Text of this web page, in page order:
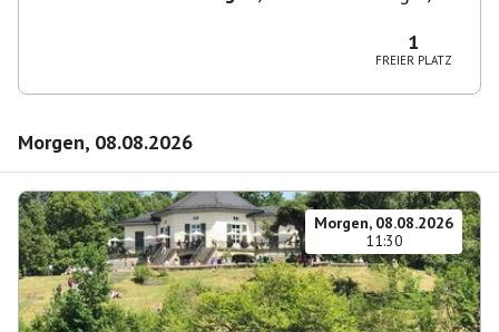
1
FREIER PLATZ
Morgen, 08.08.2026
Morgen, 08.08.2026
11:30